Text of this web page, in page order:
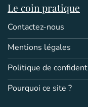
Le coin pratique
Contactez-nous
Mentions légales
Politique de
Pourquoi ce site ?